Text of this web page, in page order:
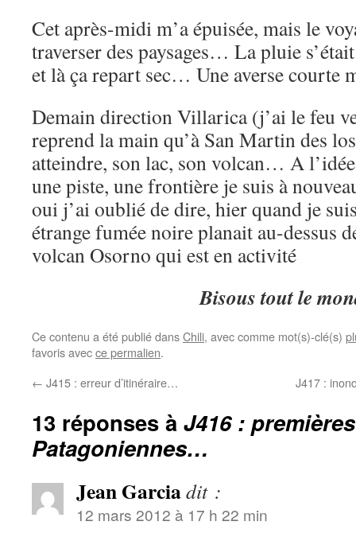
Cet après-midi m’a épuisée, mais le
traverser des paysages… La pluie
et là ça repart sec… Une averse courte
Demain direction Villarica (j’ai le feu
reprend la main qu’à San Martin des
atteindre, son lac, son volcan… A
une piste, une frontière je suis à
oui j’ai oublié de dire, hier quand je
étrange fumée noire planait au-dessus
volcan Osorno qui est en activité
Bisous tout le
Ce contenu a été publié dansChili, avec comme mot(s)-clé(s)
favoris avecce permalien.
← J415 : erreur d’itinéraire… J417 :
13 réponses à J416 :
Patagoniennes…
Jean Garciadit :
12 mars 2012 à 17 h 22 min